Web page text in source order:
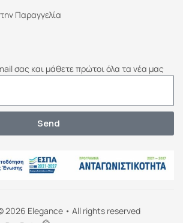
Παραγγελία
σας και μάθετε πρώτοι όλα τα νέα μας
Send
2026 Elegance • All rights reserved